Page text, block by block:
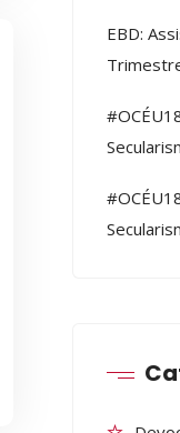
EBD: